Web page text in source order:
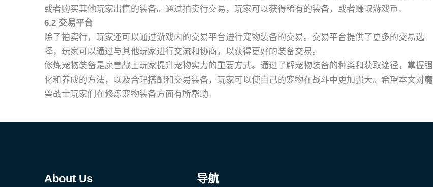
或者购买其他玩家出售的装备。通过拍卖行交易，玩家可以获得稀有的装备，或者赚取游戏币。
6.2 交易平台
除了拍卖行，玩家还可以通过游戏内的交易平台进行宠物装备的交易。交易平台提供了更多的交易选
择，玩家可以通过与其他玩家进行交流和协商，以获得更好的装备交易。
修炼宠物装备是魔兽战士玩家提升宠物实力的重要方式。通过了解宠物装备的种类和获取途径，掌握强
化和养成的方法，以及合理搭配和交易装备，玩家可以使自己的宠物在战斗中更加强大。希望本文对魔
兽战士玩家们在修炼宠物装备方面有所帮助。
About Us 导航